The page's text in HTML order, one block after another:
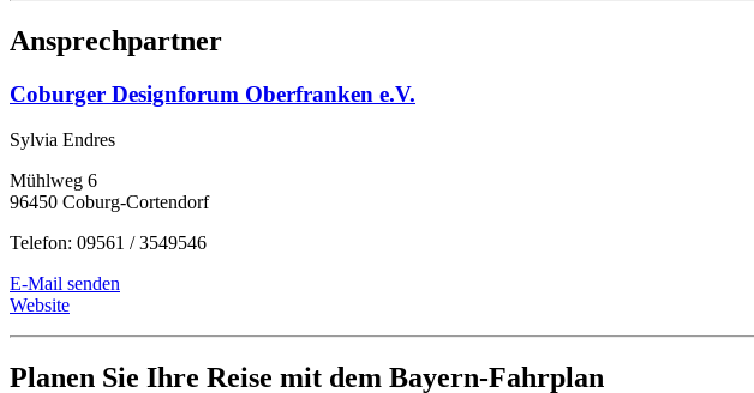
Ansprechpartner
Coburger Designforum Oberfranken e.V.
Sylvia Endres
Mühlweg 6
96450 Coburg-Cortendorf
Telefon: 09561 / 3549546
E-Mail senden
Website
Planen Sie Ihre Reise mit dem Bayern-Fahrplan